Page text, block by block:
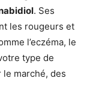
. Ses
les rougeurs et
l’eczéma, le
type de
marché, des